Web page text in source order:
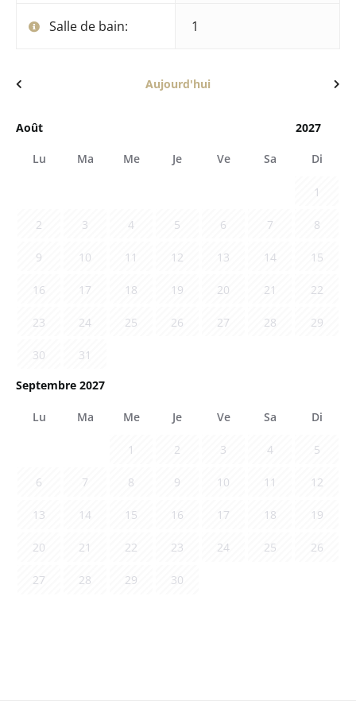
Salle de bain: 1
Aujourd'hui
Lu Ma Me Je Ve Sa Di
1
2 3 4 5 6 7 8
9 10 11 12 13 14 15
16 17 18 19 20 21 22
23 24 25 26 27 28 29
30 31
Septembre 2027
Lu Ma Me Je Ve Sa Di
1 2 3 4 5
6 7 8 9 10 11 12
13 14 15 16 17 18 19
20 21 22 23 24 25 26
27 28 29 30